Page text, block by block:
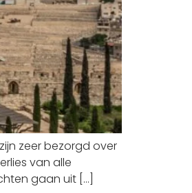
zeer bezorgd over
van alle
gaan uit […]